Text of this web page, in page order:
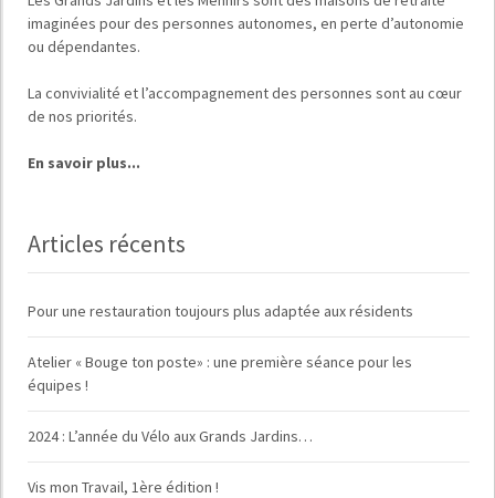
imaginées pour despersonnes autonomes, en perte d’autonomie
ou dépendantes.
Laconvivialité etl’accompagnement des personnes sont au cœur
de nos priorités.
En savoir plus...
Articles récents
Pour une restauration toujours plus adaptée aux résidents
Atelier « Bouge ton poste» : une première séance pour les
équipes !
2024 : L’année du Vélo aux Grands Jardins…
Vis mon Travail, 1ère édition !